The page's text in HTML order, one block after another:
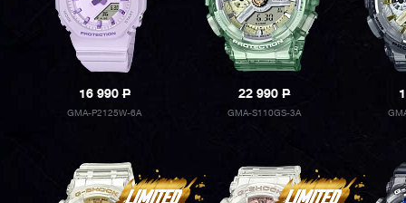
16 990P
GMA-P2125W-6A
22 990P
GMA-S110GS-3A